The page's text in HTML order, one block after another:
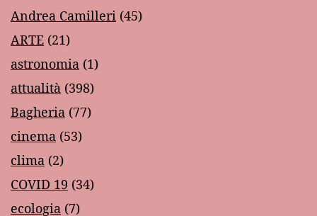
Andrea Camilleri (45)
ARTE (21)
astronomia (1)
attualità (398)
Bagheria (77)
cinema (53)
clima (2)
COVID 19 (34)
ecologia (7)